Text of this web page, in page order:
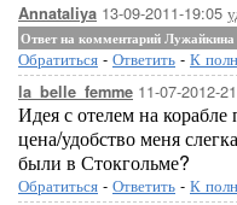
Annataliya 13-09-2011-19:05
Ответ на комментарий Лужайкина
Обратиться - Ответить - К
la_belle_femme 11-07-2012-
Идея с отелем на
цена/удобство меня
были в Стокгольме?
Обратиться - Ответить - К